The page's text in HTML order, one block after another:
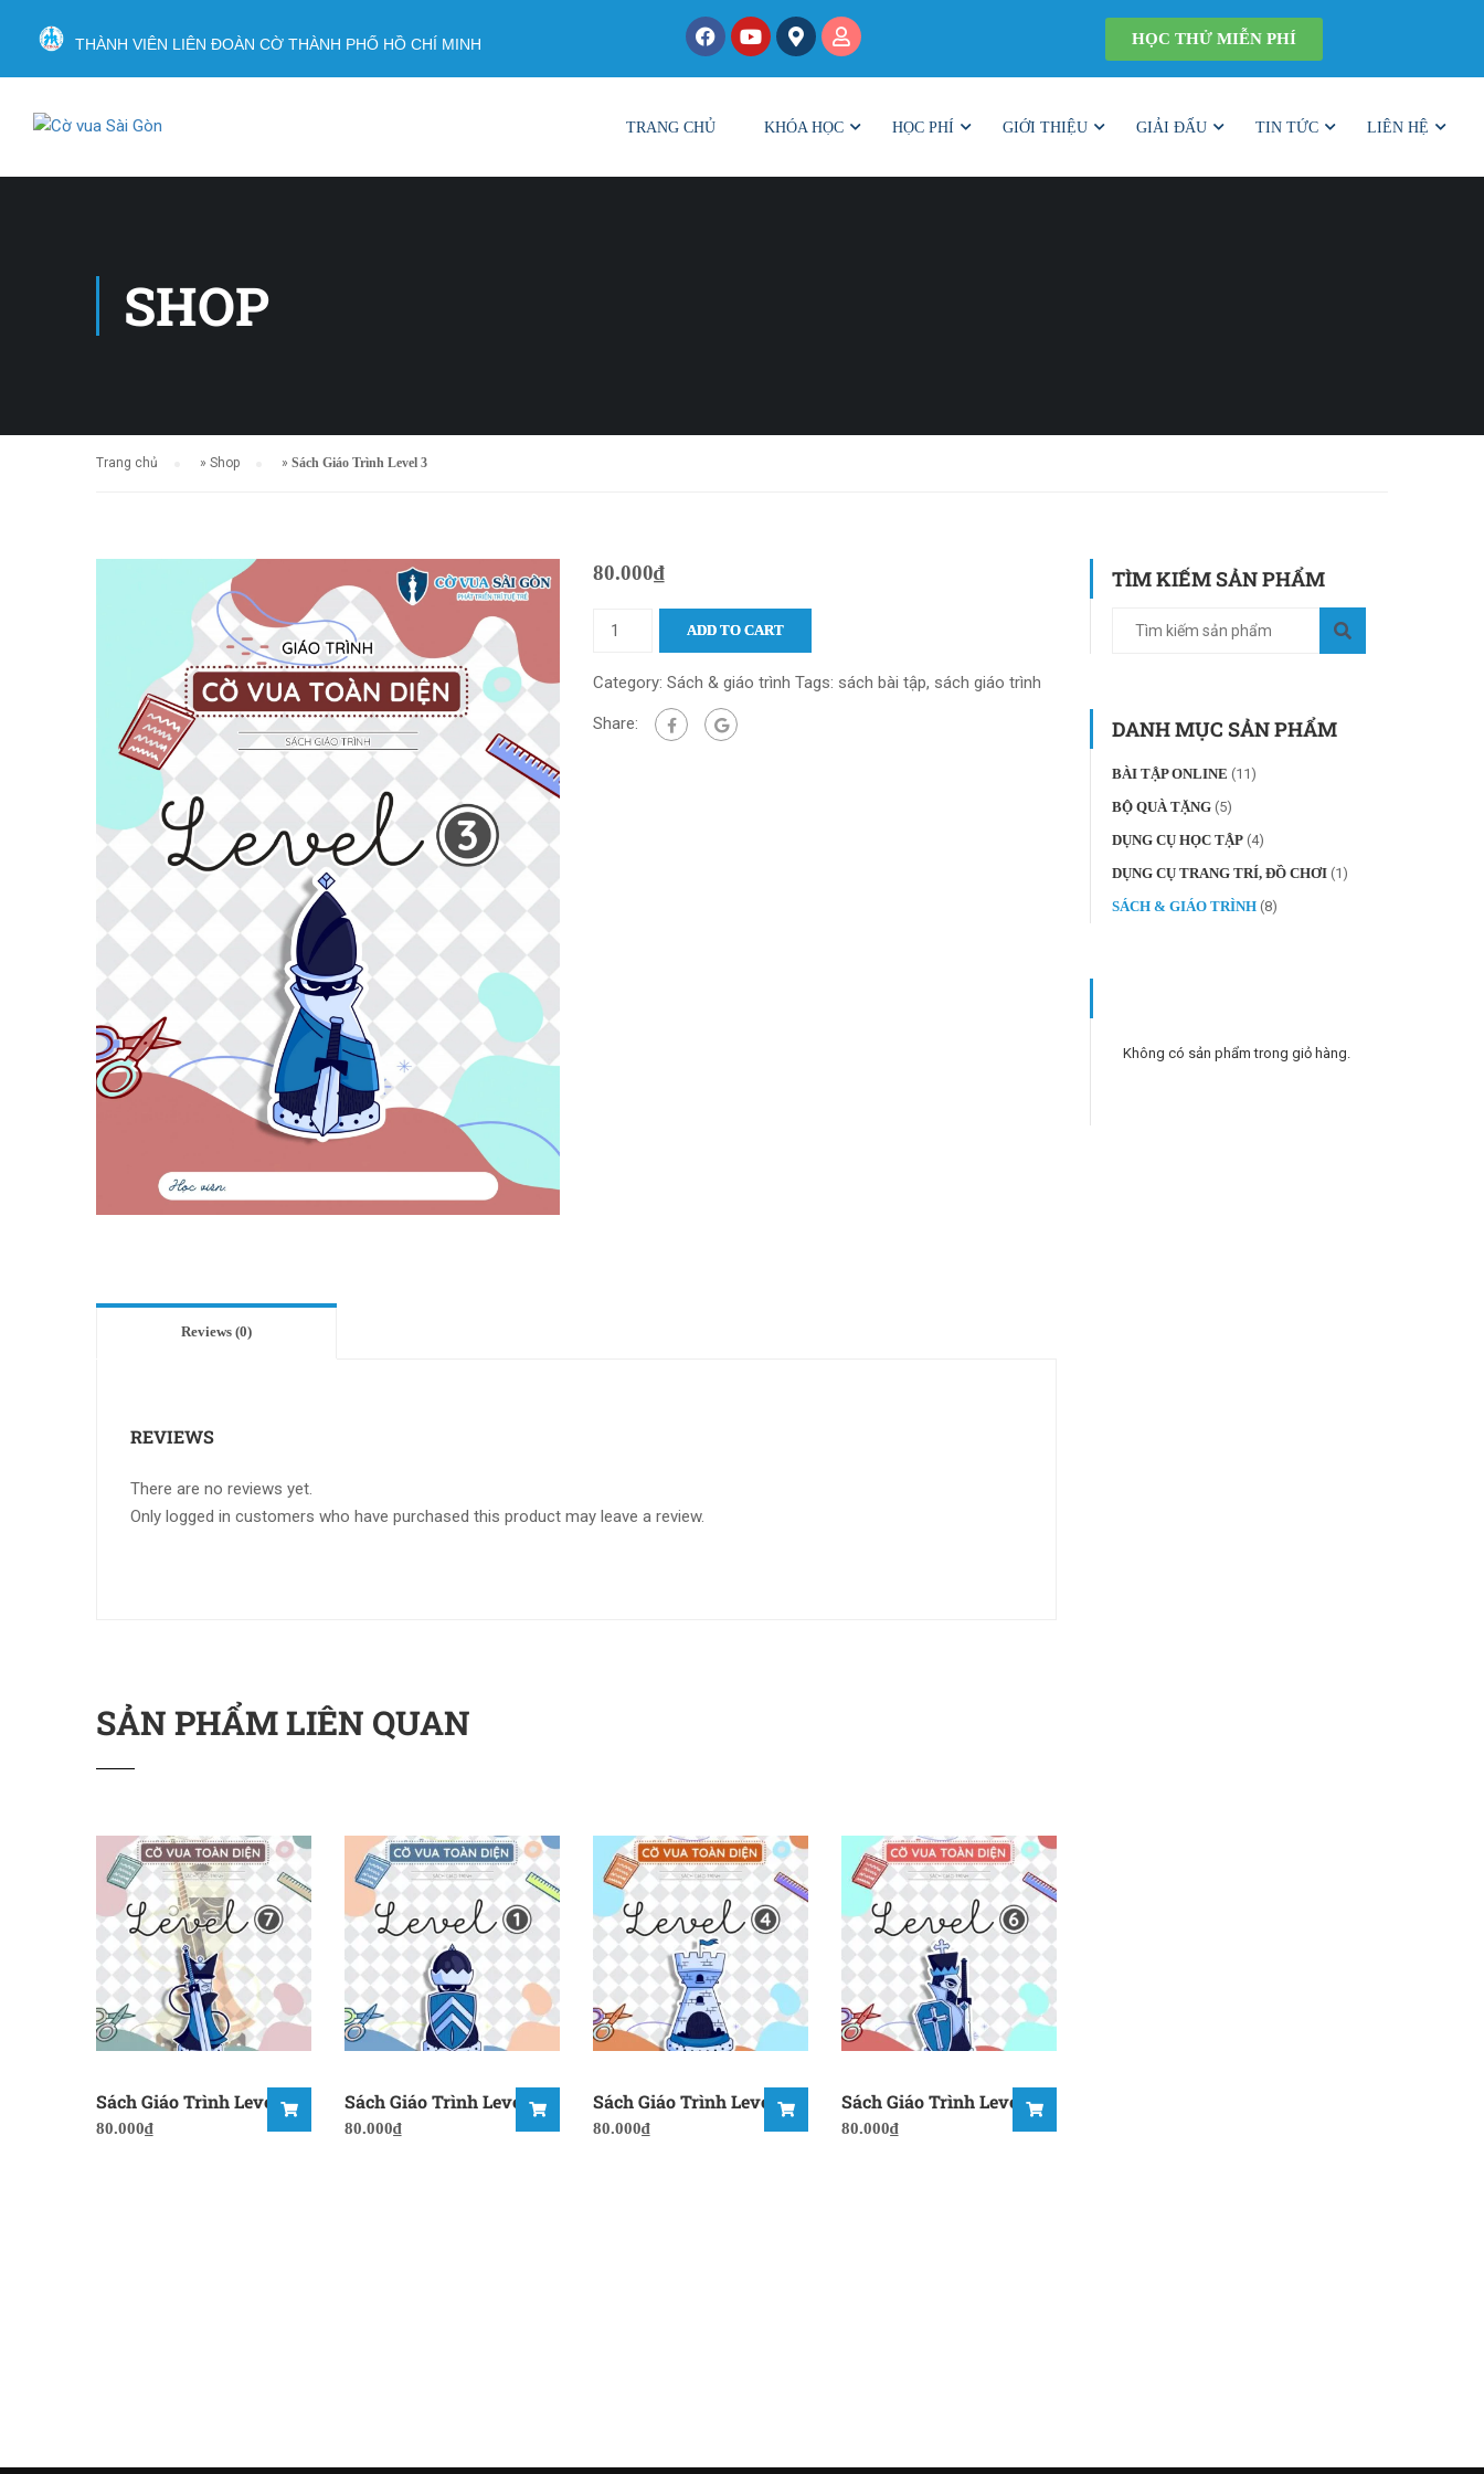
THÀNH VIÊN LIÊN ĐOÀN CỜ THÀNH PHỐ HỒ CHÍ MINH HỌC THỬ MIỄN PHÍ
TRANG CHỦ KHÓA HỌC HỌC PHÍ GIỚI THIỆU GIẢI ĐẤU TIN TỨC LIÊN HỆ
SHOP
Trang chủ » Shop » Sách Giáo Trình Level 3
80.000₫
ADD TO CART
Category: Sách & giáo trình Tags: sách bài tập, sách giáo trình
Share:
Reviews (0)
REVIEWS
There are no reviews yet.
Only logged in customers who have purchased this product may leave a review.
SẢN PHẨM LIÊN QUAN
Sách Giáo Trình Level 7
80.000₫
Sách Giáo Trình Level 1
80.000₫
Sách Giáo Trình Level 4
80.000₫
Sách Giáo Trình Level 6
80.000₫
TÌM KIẾM SẢN PHẨM
DANH MỤC SẢN PHẨM
BÀI TẬP ONLINE (11)
BỘ QUÀ TẶNG (5)
DỤNG CỤ HỌC TẬP (4)
DỤNG CỤ TRANG TRÍ, ĐỒ CHƠI (1)
SÁCH & GIÁO TRÌNH (8)
Không có sản phẩm trong giỏ hàng.